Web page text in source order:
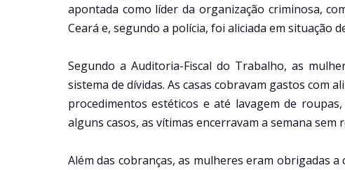
apontada como líder da organização criminosa,
Ceará e, segundo a polícia, foi aliciada em situação
Segundo a Auditoria-Fiscal do Trabalho, as
sistema de dívidas. As casas cobravam gastos com
procedimentos estéticos e até lavagem de
alguns casos, as vítimas encerravam a semana
Além das cobranças, as mulheres eram obrigadas